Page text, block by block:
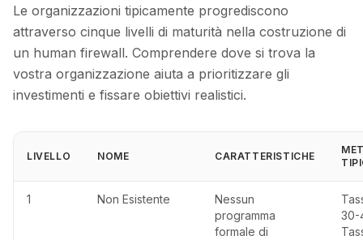
Le organizzazioni tipicamente progrediscono
attraverso cinque livelli di maturità nella costruzione di
un human firewall. Comprendere dove si trova la
vostra organizzazione aiuta a prioritizzare gli
investimenti e fissare obiettivi realistici.
LIVELLO NOME CARATTERISTICHE
1 Non Esistente
Nessun
programma
formale di
30-